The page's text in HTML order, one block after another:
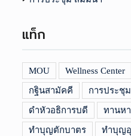
แท็ก
MOU Wellness Center
กฐินสามัคคี การประชุ
ดำหัวอธิการบดี ทานห
ทำบุญตักบาตร ทำบุญ